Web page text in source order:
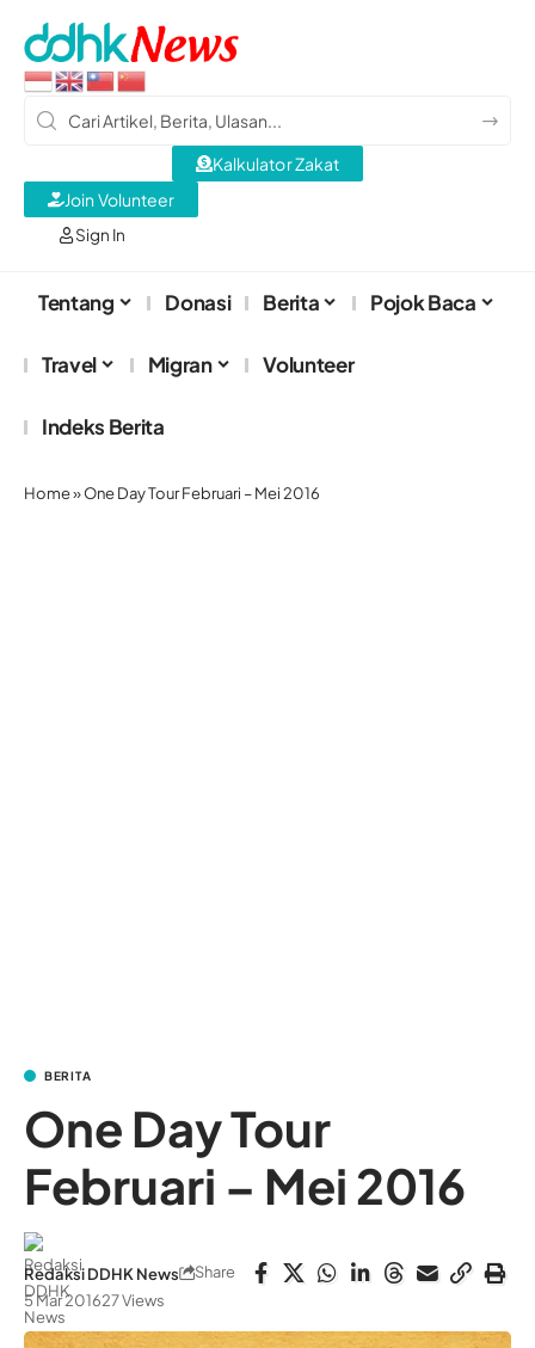
Sign In
Kalkulator Zakat
Join Volunteer
Tentang Donasi Berita Pojok Baca
Travel Migran Volunteer
Indeks Berita
Home»One Day Tour Februari – Mei 2016
BERITA
One Day Tour
Februari – Mei 2016
Redaksi DDHK News
5 Mar 201627 Views
Share